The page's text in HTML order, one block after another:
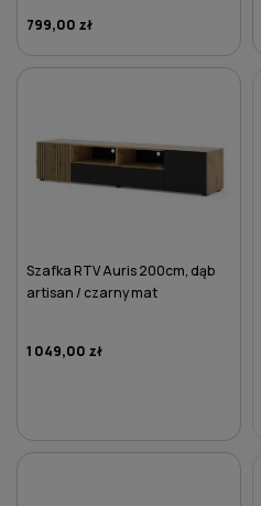
799,00 zł
Szafka RTV Auris 200cm, dąb
artisan / czarny mat
1 049,00 zł